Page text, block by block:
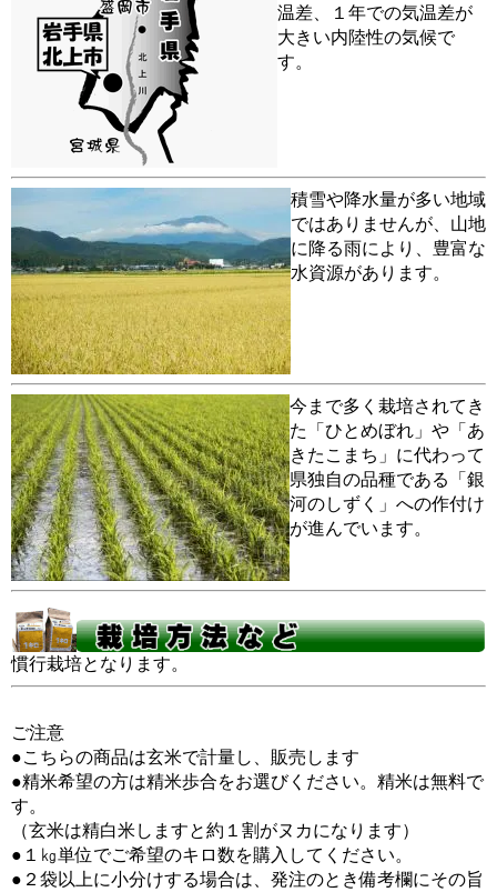
温差、１年での気温差が
大きい内陸性の気候で
す。
積雪や降水量が多い地域
ではありませんが、山地
に降る雨により、豊富な
水資源があります。
今まで多く栽培されてき
た「ひとめぼれ」や「あ
きたこまち」に代わって
県独自の品種である「銀
河のしずく」への作付け
が進んでいます。
慣行栽培となります。
ご注意
●こちらの商品は玄米で計量し、販売します
●精米希望の方は精米歩合をお選びください。精米は無料で
す。
（玄米は精白米しますと約１割がヌカになります）
●１㎏単位でご希望のキロ数を購入してください。
●２袋以上に小分けする場合は、発注のとき備考欄にその旨